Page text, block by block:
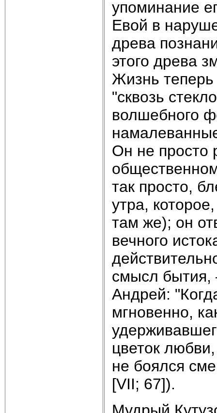
упоминание
Евой в
древа
этого древа
Жизнь теперь
"сквозь
волшебного
Он не просто
так просто,
утра,
там же); он
вечного
смысл бытия,
Андрей:
мгновенно,
цветок
не боялся
[VII; 67]).